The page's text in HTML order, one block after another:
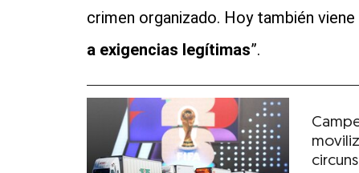
crimen organizado. Hoy también viene
a exigencias legítimas”.